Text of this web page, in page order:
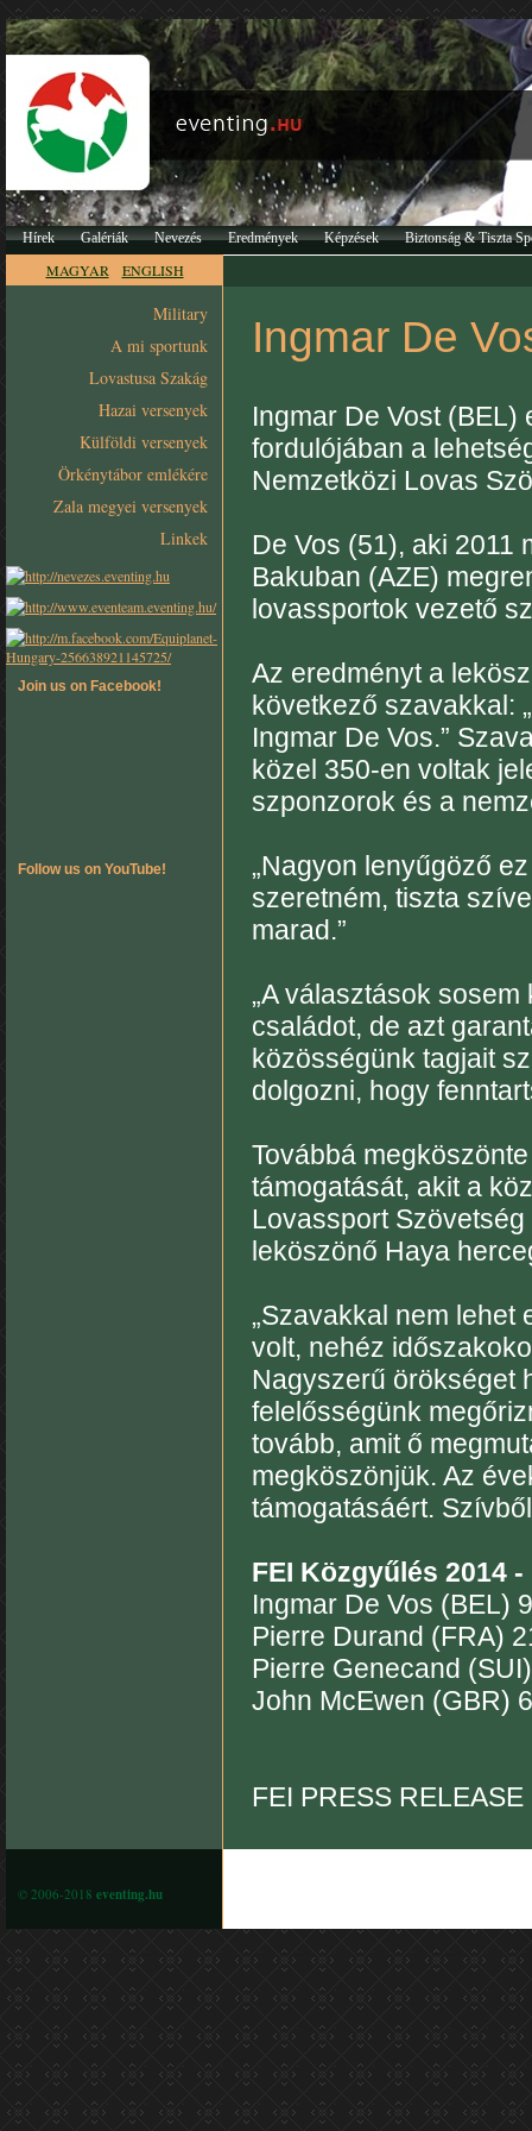
Hírek Galériák Nevezés Eredmények Képzések Biztonság & Tiszta
MAGYAR ENGLISH
Military
A mi sportunk
Lovastusa Szakág
Hazai versenyek
Külföldi versenyek
Örkénytábor emlékére
Zala megyei versenyek
Linkek
Join us on Facebook!
Follow us on YouTube!
Ingmar De
Ingmar De Vost
fordulójában a
Nemzetközi Lovas
De Vos (51), aki 2011
Bakuban (AZE)
lovassportok vezető
Az eredményt a
következő szavakkal:
Ingmar De Vos.”
közel 350-en voltak
szponzorok és a
„Nagyon lenyűgöző
szeretném, tiszta
marad.”
„A választások
családot, de azt
közösségünk tagjait
dolgozni, hogy
Továbbá
támogatását, akit a
Lovassport
leköszönő Haya
„Szavakkal nem lehet
volt, nehéz
Nagyszerű örökséget
felelősségünk
tovább, amit ő
megköszönjük. Az
támogatásáért.
FEI Közgyűlés 2014
Ingmar De Vos (BEL)
Pierre Durand (FRA)
Pierre Genecand
John McEwen (GBR) 6
FEI PRESS RELEASE
© 2006-2018 eventing.hu